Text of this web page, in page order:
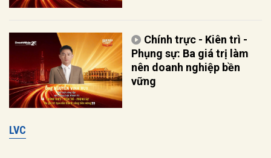
Chính trực - Kiên trì -
Phụng sự: Ba giá trị làm
nên doanh nghiệp bền
vững
LVC